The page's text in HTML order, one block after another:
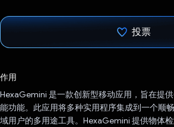
投票
作用
HexaGemini 是一款创新型移动应用，旨在提
能功能。此应用将多种实用程序集成到一个顺
域用户的多用途工具。HexaGemini 提供物体